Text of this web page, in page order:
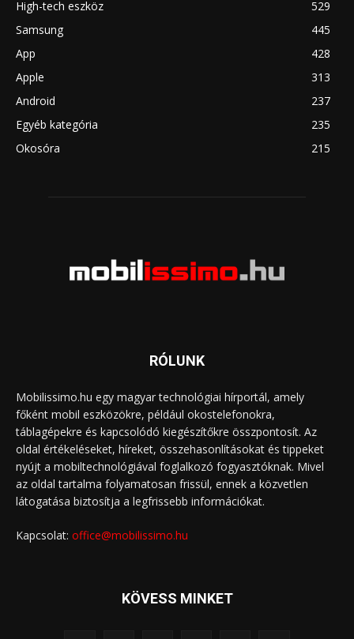
High-tech eszköz
529
Samsung
445
App
428
Apple
313
Android
237
Egyéb kategória
235
Okosóra
215
RÓLUNK
Mobilissimo.hu egy magyar technológiai hírportál, amely
főként mobil eszközökre, például okostelefonokra,
táblagépekre és kapcsolódó kiegészítőkre összpontosít. Az
oldal értékeléseket, híreket, összehasonlításokat és tippeket
nyújt a mobiltechnológiával foglalkozó fogyasztóknak. Mivel
az oldal tartalma folyamatosan frissül, ennek a közvetlen
látogatása biztosítja a legfrissebb információkat.
Kapcsolat: office@mobilissimo.hu
KÖVESS MINKET